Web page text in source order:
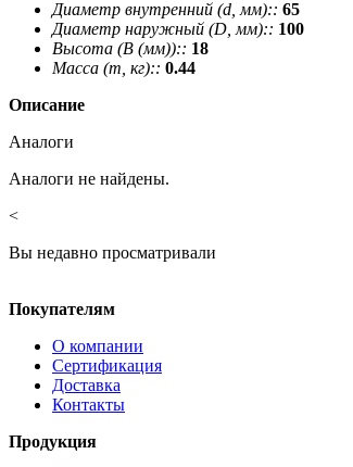
Диаметр внутренний (d, мм):: 65
Диаметр наружный (D, мм):: 100
Высота (В (мм)):: 18
Масса (m, кг):: 0.44
Описание
Аналоги
Аналоги не найдены.
<
Вы недавно просматривали
Покупателям
О компании
Сертификация
Доставка
Контакты
Продукция